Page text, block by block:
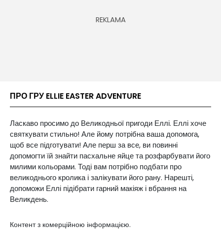
ПРО ГРУ ELLIE EASTER ADVENTURE
Ласкаво просимо до Великодньої пригоди Еллі. Еллі хоче
святкувати стильно! Але йому потрібна ваша допомога,
щоб все підготувати! Але перш за все, ви повинні
допомогти їй знайти пасхальне яйце та розфарбувати його
милими кольорами. Тоді вам потрібно подбати про
великоднього кролика і залікувати його рану. Нарешті,
допоможи Еллі підібрати гарний макіяж і вбрання на
Великдень.
Контент з комерційною інформацією.